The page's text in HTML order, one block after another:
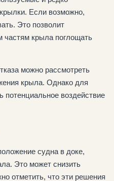
Если возможно,
Это позволит
крыла поглощать
можно рассмотреть
крыла. Однако для
потенциальное воздействие
судна в доке,
Это может снизить
отметить, что эти решения